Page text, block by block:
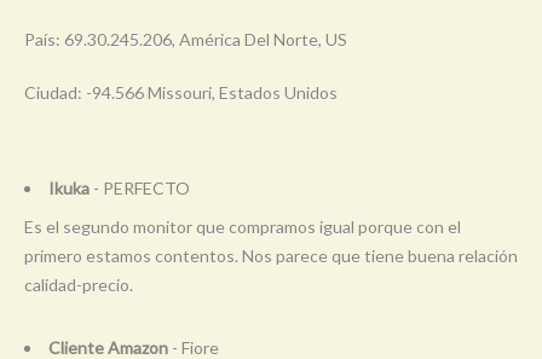
País: 69.30.245.206, América Del Norte, US
Ciudad: -94.566 Missouri, Estados Unidos
Ikuka - PERFECTO
Es el segundo monitor que compramos igual porque con el
primero estamos contentos. Nos parece que tiene buena relación
calidad-precio.
Cliente Amazon - Fiore